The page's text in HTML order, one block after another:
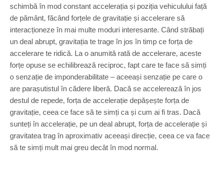
schimbă în mod constant accelerația și poziția vehiculului față
de pământ, făcând forțele de gravitație și accelerare să
interacționeze în mai multe moduri interesante. Când străbați
un deal abrupt, gravitația te trage în jos în timp ce forța de
accelerare te ridică. La o anumită rată de accelerare, aceste
forțe opuse se echilibrează reciproc, fapt care te face să simți
o senzație de imponderabilitate – aceeași senzație pe care o
are parașutistul în cădere liberă. Dacă se accelerează în jos
destul de repede, forța de accelerație depășește forța de
gravitație, ceea ce face să te simți ca și cum ai fi tras. Dacă
sunteți în accelerație, pe un deal abrupt, forța de accelerație și
gravitatea trag în aproximativ aceeași direcție, ceea ce va face
să te simți mult mai greu decât în mod normal.